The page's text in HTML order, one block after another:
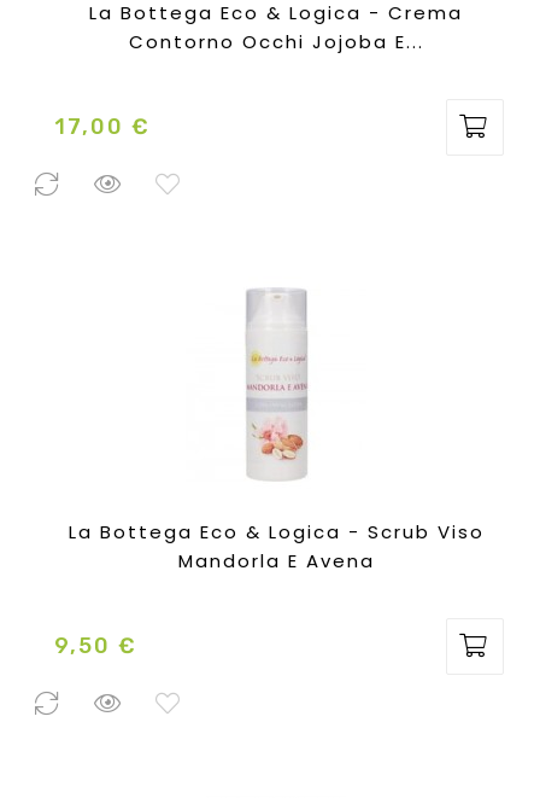
La Bottega Eco & Logica - Crema
Contorno Occhi Jojoba E...
Prezzo
17,00 €
25 Pezzi
La Bottega Eco & Logica - Scrub Viso
Mandorla E Avena
Prezzo
9,50 €
47 Pezzi